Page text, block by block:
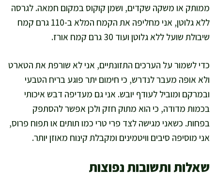
ממותק או משקה שקדים, ושמן קוקוס במקום חמאה. לגרסה
ללא גלוטן, אני מחליפה את הקמח המלא ב-110 גרם קמח
שיבולת שועל ללא גלוטן ועוד 30 גרם קמח אורז.
כדי לשמור על הערכים התזונתיים, אני לא שורפת את הטארט
ולא אופה מעבר לנדרש, כי חימום יתר פוגע בריח הטבעי
ובמרקם ומוביל לעודף יובש. אני גם מעדיפה דבש איכותי
בכמות מדודה, כי הוא מתוק חזק ולכן אפשר להסתפק
בפחות. כשאני מגישה לצד פרי טרי כמו תותים או תפוח פרוס,
אני מוסיפה סיבים וויטמינים ומקבלת קינוח מאוזן יותר.
שאלות ותשובות נפוצות